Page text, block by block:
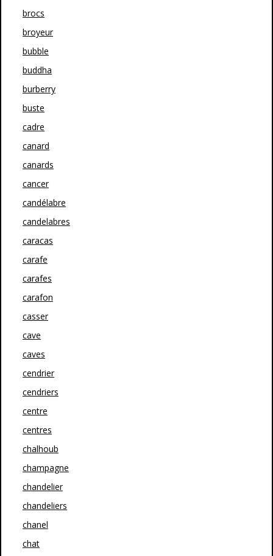
brocs
broyeur
bubble
buddha
burberry
buste
cadre
canard
canards
cancer
candélabre
candelabres
caracas
carafe
carafes
carafon
casser
cave
caves
cendrier
cendriers
centre
centres
chalhoub
champagne
chandelier
chandeliers
chanel
chat